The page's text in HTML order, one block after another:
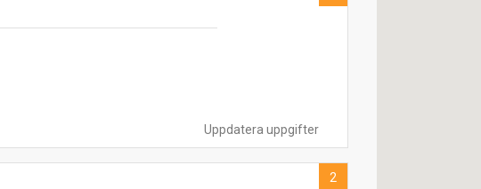
Uppdatera uppgifter
2